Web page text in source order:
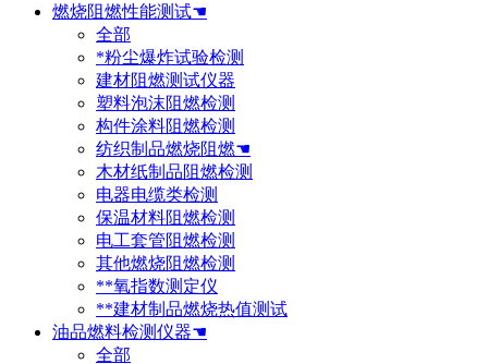
燃烧阻燃性能测试☚
全部
*粉尘爆炸试验检测
建材阻燃测试仪器
塑料泡沫阻燃检测
构件涂料阻燃检测
纺织制品燃烧阻燃☚
木材纸制品阻燃检测
电器电缆类检测
保温材料阻燃检测
电工套管阻燃检测
其他燃烧阻燃检测
**氧指数测定仪
**建材制品燃烧热值测试
油品燃料检测仪器☚
全部